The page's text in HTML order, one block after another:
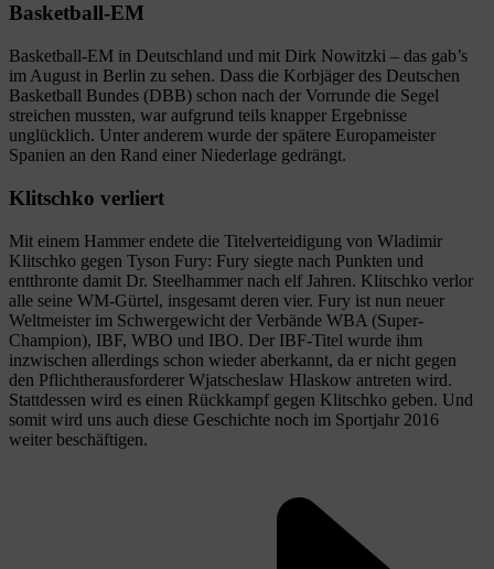
Basketball-EM
Basketball-EM in Deutschland und mit Dirk Nowitzki – das gab’s
im August in Berlin zu sehen. Dass die Korbjäger des Deutschen
Basketball Bundes (DBB) schon nach der Vorrunde die Segel
streichen mussten, war aufgrund teils knapper Ergebnisse
unglücklich. Unter anderem wurde der spätere Europameister
Spanien an den Rand einer Niederlage gedrängt.
Klitschko verliert
Mit einem Hammer endete die Titelverteidigung von Wladimir
Klitschko gegen Tyson Fury: Fury siegte nach Punkten und
entthronte damit Dr. Steelhammer nach elf Jahren. Klitschko verlor
alle seine WM-Gürtel, insgesamt deren vier. Fury ist nun neuer
Weltmeister im Schwergewicht der Verbände WBA (Super-
Champion), IBF, WBO und IBO. Der IBF-Titel wurde ihm
inzwischen allerdings schon wieder aberkannt, da er nicht gegen
den Pflichtherausforderer Wjatscheslaw Hlaskow antreten wird.
Stattdessen wird es einen Rückkampf gegen Klitschko geben. Und
somit wird uns auch diese Geschichte noch im Sportjahr 2016
weiter beschäftigen.